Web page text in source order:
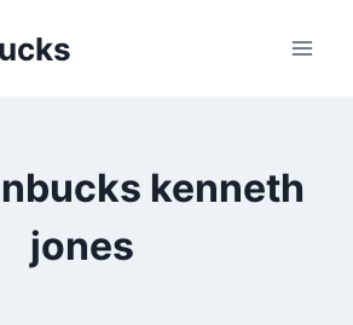
kenneth
jones